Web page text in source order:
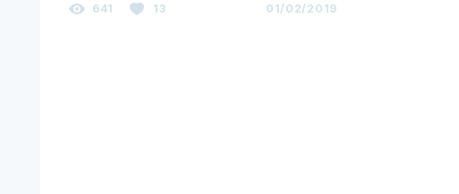
641 13 01/02/2019